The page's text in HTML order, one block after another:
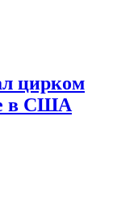
цирком
в США